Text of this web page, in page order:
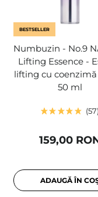
BESTSELLER
Numbuzin - No.9
Lifting Essence -
lifting cu coenzimă
50 ml
57
159,00
ADAUGĂ ÎN